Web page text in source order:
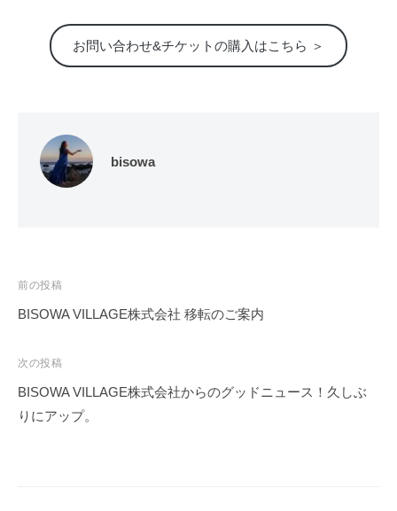
お問い合わせ&チケットの購入はこちら ＞
bisowa
稿
ナ
ビ
前の投稿
BISOWA VILLAGE株式会社 移転のご案内
次の投稿
BISOWA VILLAGE株式会社からのグッドニュース！久しぶ
りにアップ。